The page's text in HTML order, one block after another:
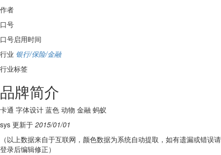
作者
口号
口号启用时间
行业 银行/保险/金融
行业标签
品牌简介
卡通 字体设计 蓝色 动物 金融 蚂蚁
sys 更新于 2015/01/01
（以上数据来自于互联网，颜色数据为系统自动提取，如有遗漏或错误请
登录后编辑修正）